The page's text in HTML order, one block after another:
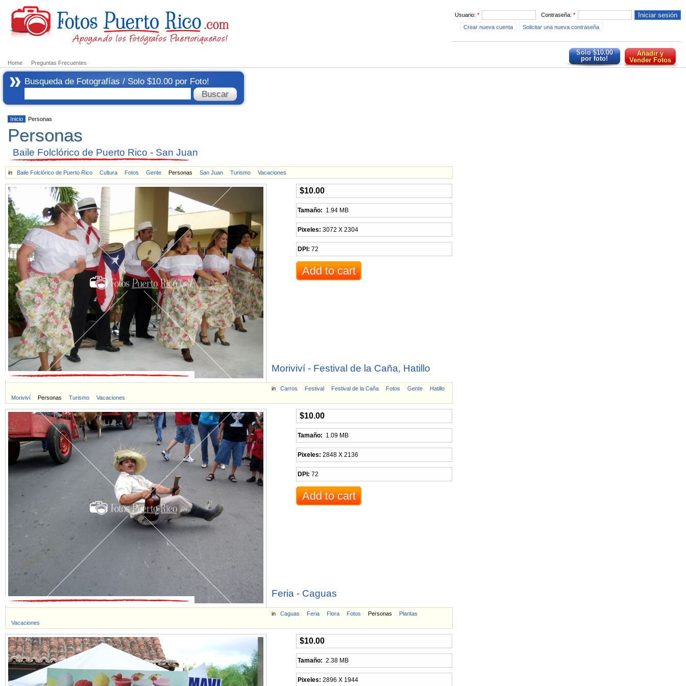
Usuario: * Contraseña: *
Crear nueva cuenta
Solicitar una nueva contraseña
Home Preguntas Frecuentes
Añadir y
Vender Fotos
Solo $10.00
por foto!
Busqueda de Fotografías / Solo $10.00 por Foto!
Inicio Personas
Personas
Baile Folclórico de Puerto Rico - San Juan
in Baile Folclórico de Puerto Rico Cultura Fotos Gente Personas San Juan Turismo Vacaciones
$10.00
Tamaño: 1.94 MB
Pixeles: 3072 X 2304
DPI: 72
Moriviví - Festival de la Caña, Hatillo
in Carros Festival Festival de la Caña Fotos Gente
Hatillo
Moriviví
Personas Turismo Vacaciones
$10.00
Tamaño: 1.09 MB
Pixeles: 2848 X 2136
DPI: 72
Feria - Caguas
in Caguas Feria Flora Fotos Personas
Plantas
Vacaciones
$10.00
Tamaño: 2.38 MB
Pixeles: 2896 X 1944